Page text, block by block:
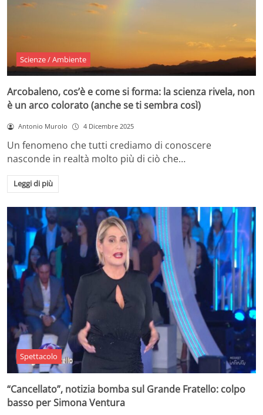
Scienze / Ambiente
Arcobaleno, cos’è e come si forma: la scienza rivela, non
è un arco colorato (anche se ti sembra così)
Antonio Murolo 4 Dicembre 2025
Un fenomeno che tutti crediamo di conoscere
nasconde in realtà molto più di ciò che…
Leggi di più
Spettacolo
“Cancellato”, notizia bomba sul Grande Fratello: colpo
basso per Simona Ventura